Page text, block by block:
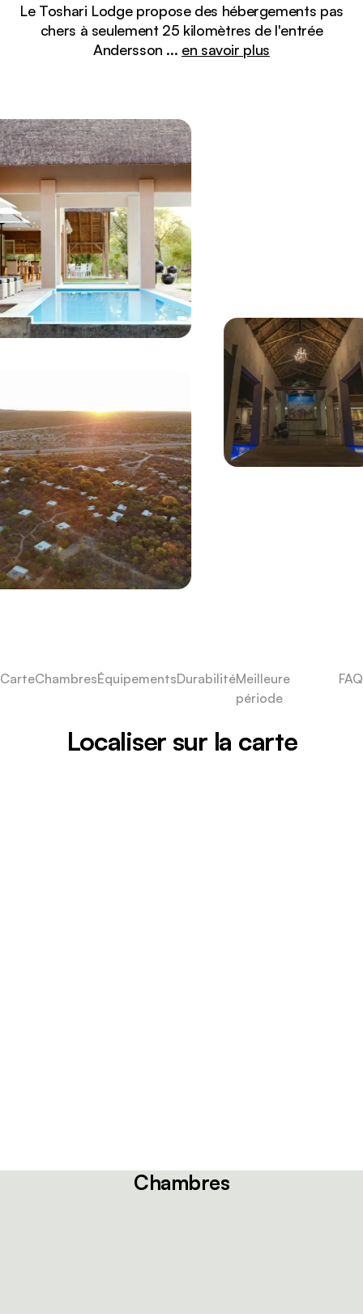
Le Toshari Lodge propose des hébergements pas
chers à seulement 25 kilomètres de l'entrée
Andersson ... en savoir plus
CarteChambresÉquipementsDurabilitéMeilleure
période
FAQ
Localiser sur la carte
Chambres